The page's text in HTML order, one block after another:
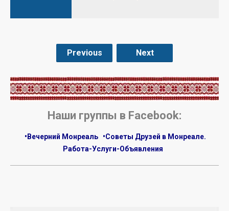
Previous Next
.
Наши группы в Facebook:
•Вечерний Монреаль
•Советы Друзей в Монреале.
Работа-Услуги-Объявления